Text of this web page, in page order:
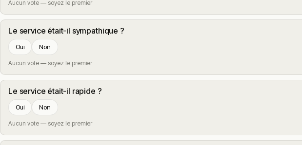
Aucun vote — soyez le premier
Le service était-il sympathique ?
Oui Non
Aucun vote — soyez le premier
Le service était-il rapide ?
Oui Non
Aucun vote — soyez le premier